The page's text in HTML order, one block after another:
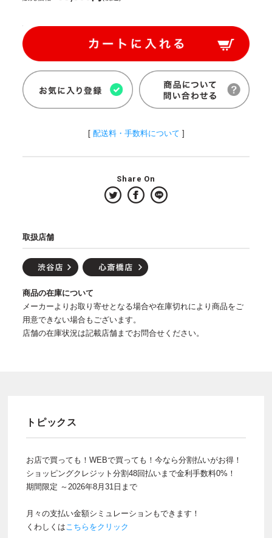
[ 配送料・手数料について ]
Share On
取扱店舗
商品の在庫について
メーカーよりお取り寄せとなる場合や在庫切れにより商品をご
用意できない場合もございます。
店舗の在庫状況は記載店舗までお問合せください。
トピックス
お店で買っても！WEBで買っても！今なら分割払いがお得！
ショッピングクレジット分割48回払いまで金利手数料0%！
期間限定 ～2026年8月31日まで
月々の支払い金額シミュレーションもできます！
くわしくはこちらをクリック